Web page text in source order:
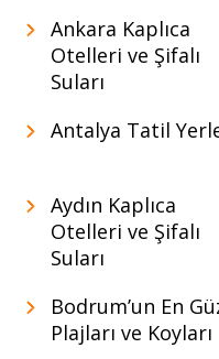
Ankara Kaplıca
Otelleri ve Şifalı
Suları
Antalya Tatil
Aydın Kaplıca
Otelleri ve Şifalı
Suları
Bodrum’un En
Plajları ve Koyları